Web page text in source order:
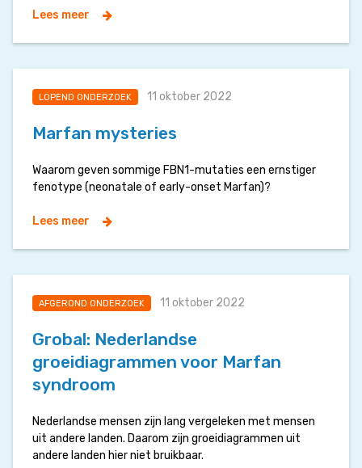
Lees meer
LOPEND ONDERZOEK 11 oktober 2022
Marfan mysteries
Waarom geven sommige FBN1-mutaties een ernstiger
fenotype (neonatale of early-onset Marfan)?
Lees meer
AFGEROND ONDERZOEK 11 oktober 2022
Grobal: Nederlandse
groeidiagrammen voor Marfan
syndroom
Nederlandse mensen zijn lang vergeleken met mensen
uit andere landen. Daarom zijn groeidiagrammen uit
andere landen hier niet bruikbaar.